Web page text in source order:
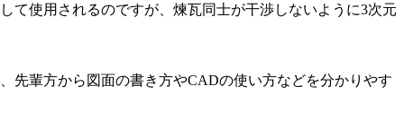
て使用されるのですが、煉瓦同士が干渉しないように3次元
先輩方から図面の書き方やCADの使い方などを分かりやす